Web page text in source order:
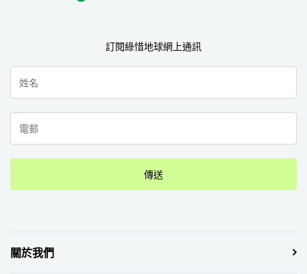
訂閱綠惜地球網上通訊
傳送
關於我們